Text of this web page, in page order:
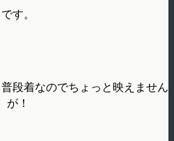
す。
段着なのでちょっと映えません
が！